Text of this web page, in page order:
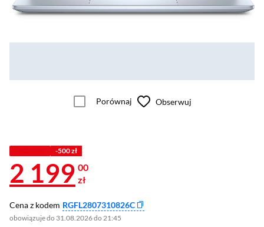
Porównaj Obserwuj
-500 zł
2 199 00
zł
Cena z kodem RGFL2807310826C
obowiązuje do 31.08.2026 do 21:45